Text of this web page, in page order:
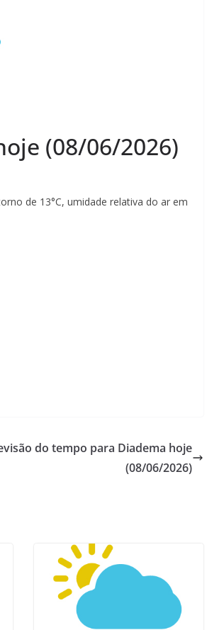
(08/06/2026)
de 13°C, umidade relativa do ar em
do tempo para Diadema hoje
(08/06/2026)